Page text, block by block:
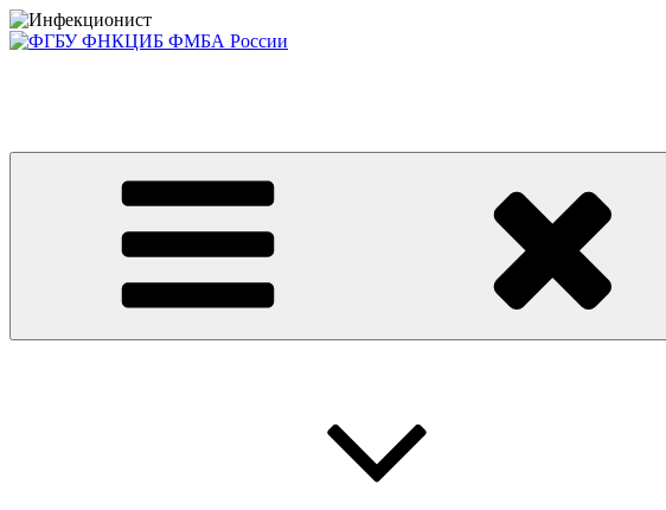
Перейти
к